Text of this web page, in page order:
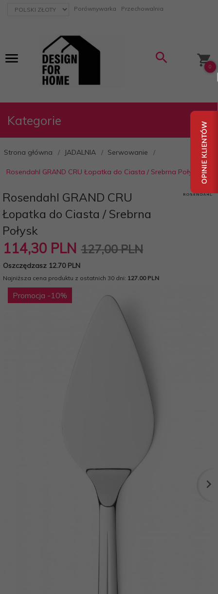
currency_h Porównywarka Przechowalnia
0
Kategorie
Strona główna JADALNIA Serwowanie
Rosendahl GRAND CRU Łopatka do Ciasta / Srebrna Połysk
Rosendahl GRAND CRU
Łopatka do Ciasta / Srebrna
Połysk
114,30 PLN 127,00 PLN
Oszczędzasz 12.70 PLN
Najniższa cena produktu z ostatnich 30 dni: 127.00 PLN
Promocja -10%